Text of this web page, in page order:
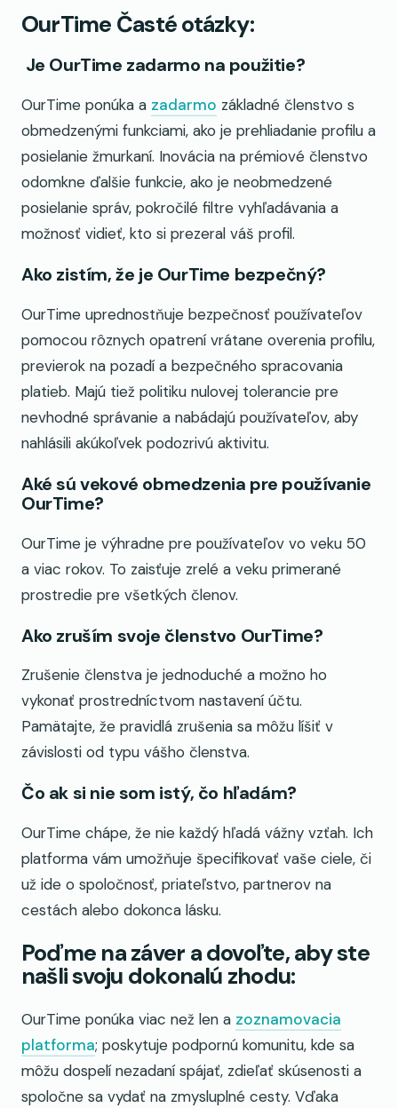
OurTime Časté otázky:
Je OurTime zadarmo na použitie?
OurTime ponúka a zadarmo základné členstvo s
obmedzenými funkciami, ako je prehliadanie profilu a
posielanie žmurkaní. Inovácia na prémiové členstvo
odomkne ďalšie funkcie, ako je neobmedzené
posielanie správ, pokročilé filtre vyhľadávania a
možnosť vidieť, kto si prezeral váš profil.
Ako zistím, že je OurTime bezpečný?
OurTime uprednostňuje bezpečnosť používateľov
pomocou rôznych opatrení vrátane overenia profilu,
previerok na pozadí a bezpečného spracovania
platieb. Majú tiež politiku nulovej tolerancie pre
nevhodné správanie a nabádajú používateľov, aby
nahlásili akúkoľvek podozrivú aktivitu.
Aké sú vekové obmedzenia pre používanie
OurTime?
OurTime je výhradne pre používateľov vo veku 50
a viac rokov. To zaisťuje zrelé a veku primerané
prostredie pre všetkých členov.
Ako zruším svoje členstvo OurTime?
Zrušenie členstva je jednoduché a možno ho
vykonať prostredníctvom nastavení účtu.
Pamätajte, že pravidlá zrušenia sa môžu líšiť v
závislosti od typu vášho členstva.
Čo ak si nie som istý, čo hľadám?
OurTime chápe, že nie každý hľadá vážny vzťah. Ich
platforma vám umožňuje špecifikovať vaše ciele, či
už ide o spoločnosť, priateľstvo, partnerov na
cestách alebo dokonca lásku.
Poďme na záver a dovoľte, aby ste
našli svoju dokonalú zhodu:
OurTime ponúka viac než len a zoznamovacia
platforma; poskytuje podpornú komunitu, kde sa
môžu dospelí nezadaní spájať, zdieľať skúsenosti a
spoločne sa vydať na zmysluplné cesty. Vďaka